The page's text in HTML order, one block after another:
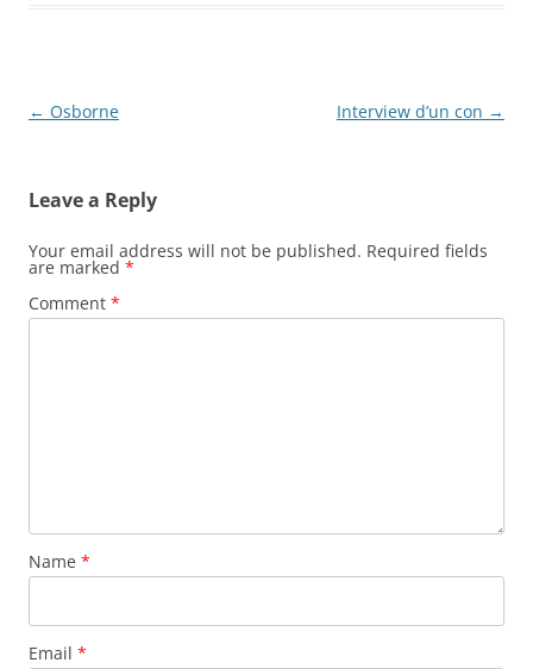
Post
← Osborne Interview d’un con →
Leave a Reply
Your email address will not be published. Required fields
are marked *
Comment *
Name *
Email *